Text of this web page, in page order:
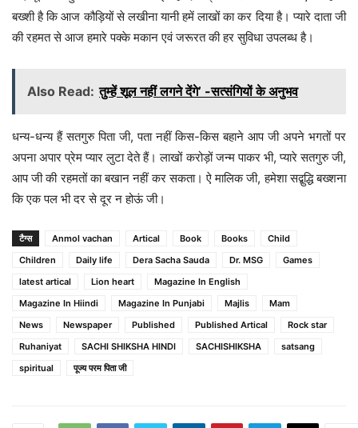
बख्शी है कि आज कौड़ियों से लखीना यानी हमें लाखों का कर दिया है। प्यारे दाता जी
की रहमत से आज हमारे पक्के मकान एवं जरूरत की हर सुविधा उपलब्ध है।
Also Read: तुम्हें शूल नहीं लगने देंगे’ -सत्संगियों के अनुभव
धन्य-धन्य हैं सतगुरु पिता जी, पता नहीं किस-किस बहाने आप जी अपने भगतों पर
अपना अपार प्रेम प्यार लुटा देते हैं। लाखों करोड़ों जन्म पाकर भी, प्यारे सतगुरु जी,
आप जी की रहमतों का बखान नहीं कर सकता। ऐ मालिक जी, हमेशा सद्बुद्धि बख्शना
कि एक पल भी दर से दूर न होऊं जी।
टैग्स Anmol vachan Artical Book Books
Child
Children
Daily life Dera Sacha Sauda Dr. MSG
Games
latest artical
Lion heart
Magazine In English
Magazine In Hiindi
Magazine In Punjabi Majlis
Mam
News
Newspaper Published Published Artical
Rock star
Ruhaniyat
SACHI SHIKSHA HINDI SACHISHIKSHA
satsang
spiritual
पूज्य परम पिता जी